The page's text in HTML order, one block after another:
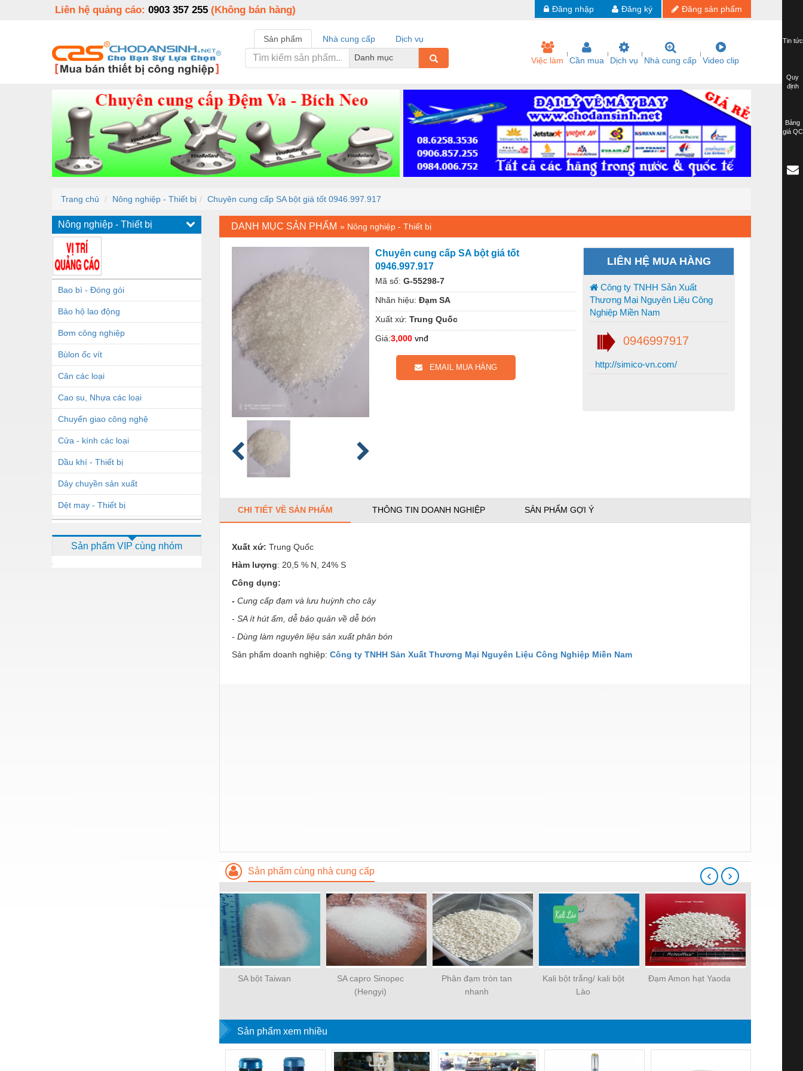
Liên hệ quảng cáo: 0903 357 255 (Không bán hàng) Đăng sản phẩm
Đăng ký
Đăng nhập
Sản phẩm Nhà cung cấp
Dịch vụ
Danh mục
Việc làm Cần mua Dịch vụ Nhà cung cấp Video clip
Trang chủ Nông nghiệp - Thiết bị Chuyên cung cấp SA bột giá tốt 0946.997.917
Nông nghiệp - Thiết bị
Bao bì - Đóng gói
Bảo hộ lao động
Bơm công nghiệp
Bùlon ốc vít
Cân các loại
Cao su, Nhựa các loại
Chuyển giao công nghệ
Cửa - kính các loại
Dầu khí - Thiết bị
Dây chuyền sản xuất
Dệt may - Thiết bị
Dịch vụ - Thi công
Sản phẩm VIP cùng nhóm
DANH MỤC SẢN PHẨM » Nông nghiệp - Thiết bị
Chuyên cung cấp SA bột giá tốt
0946.997.917
Mã số: G-55298-7
Nhãn hiệu: Đạm SA
Xuất xứ: Trung Quốc
Giá:3,000 vnđ
EMAIL MUA HÀNG
LIÊN HỆ MUA HÀNG
Công ty TNHH Sản Xuất
Thương Mại Nguyên Liệu Công
Nghiệp Miền Nam
0946997917
http://simico-vn.com/
CHI TIẾT VỀ SẢN PHẨM THÔNG TIN DOANH NGHIỆP SẢN PHẨM GỢI Ý
Xuất xứ: Trung Quốc
Hàm lượng: 20,5 % N, 24% S
Công dụng:
- Cung cấp đạm và lưu huỳnh cho cây
- SA ít hút ẩm, dễ bảo quản về dễ bón
- Dùng làm nguyên liệu sản xuất phân bón
Sản phẩm doanh nghiệp: Công ty TNHH Sản Xuất Thương Mại Nguyên Liệu Công Nghiệp Miền Nam
Sản phẩm cùng nhà cung cấp
SA bột Taiwan
SA capro Sinopec
(Hengyi)
Phân đạm tròn tan
nhanh
Kali bột trắng/ kali bột
Lào
Đạm Amon hạt Yaoda
‹ ›
Sản phẩm xem nhiều
Tin tức
Quy
định
Bảng
giá QC